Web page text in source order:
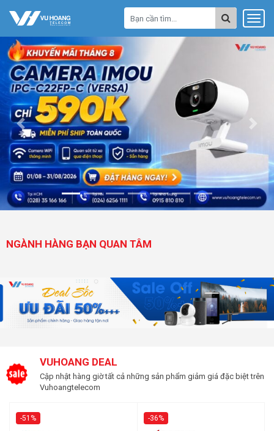
Previous Next
NGÀNH HÀNG BẠN QUAN TÂM
VUHOANG DEAL
Cập nhật hàng giờ tất cả những sản phẩm giảm giá đặc biệt trên
Vuhoangtelecom
-51% -36%